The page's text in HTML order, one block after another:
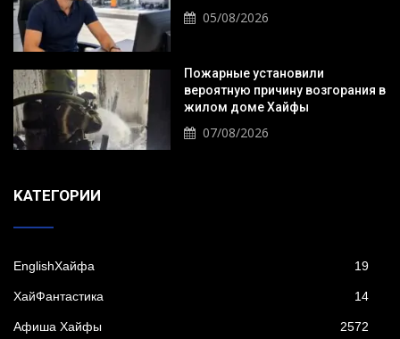
05/08/2026
Пожарные установили
вероятную причину возгорания в
жилом доме Хайфы
07/08/2026
KАТЕГОРИИ
EnglishХайфа 19
XайФантастика 14
Афиша Хайфы 2572